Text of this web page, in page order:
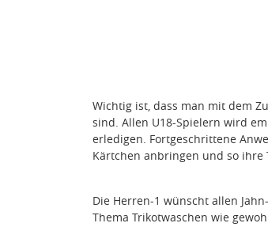
Wichtig ist, dass man mit dem
sind. Allen U18-Spielern wird
erledigen. Fortgeschrittene
Kärtchen anbringen und so ihre
Die Herren-1 wünscht allen
Thema Trikotwaschen wie